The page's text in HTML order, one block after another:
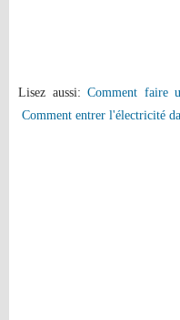
Lisez aussi:Comment faire
Comment entrer l'électricité